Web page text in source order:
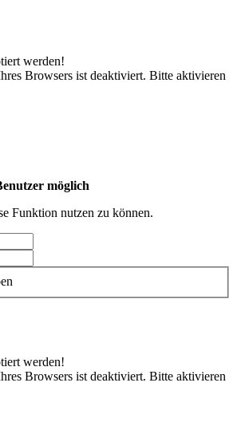
werden!
Browsers ist deaktiviert. Bitte aktivieren
möglich
Funktion nutzen zu können.
werden!
Browsers ist deaktiviert. Bitte aktivieren